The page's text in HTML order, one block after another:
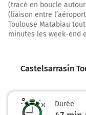
66 km
Au rond-
d'Arcole
66 km
(tracé en boucle
(liaison entre
Toulouse Matabiau
minutes les week-end
Castelsarrasin
Durée